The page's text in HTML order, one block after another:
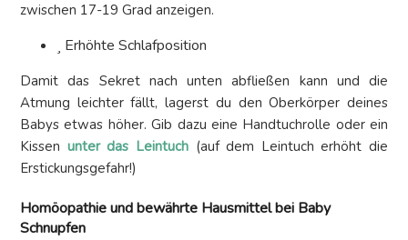
zwischen 17-19 Grad anzeigen.
Erhöhte Schlafposition
Damit das Sekret nach unten abfließen kann und die
Atmung leichter fällt, lagerst du den Oberkörper deines
Babys etwas höher. Gib dazu eine Handtuchrolle oder ein
Kissen unter das Leintuch(auf dem Leintuch erhöht die
Erstickungsgefahr!)
Homöopathie und bewährte Hausmittel bei Baby
Schnupfen